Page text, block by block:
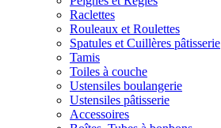
Raclettes
Rouleaux et Roulettes
Spatules et Cuillères pâtisserie
Tamis
Toiles à couche
Ustensiles boulangerie
Ustensiles pâtisserie
Accessoires